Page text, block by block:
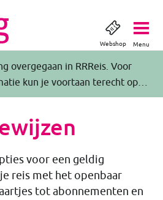
Webshop Menu
overgegaan in RRReis. Voor
kun je voortaan terecht op
voor een geldig
reis met het openbaar
tot abonnementen en